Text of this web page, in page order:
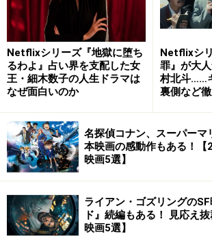
（C）2024 PARAMOUNT PICTURES
アカデミー賞作品賞、主演男優賞（ラ
を受賞した傑作『グラディエーター』
ローマ軍に妻を殺されたルシアス（ポ
は、闇の奴隷商人（デンゼル・ワシン
れ剣闘士に。コロセウムでの戦いで圧
るルシアスですが、実は復讐を胸に秘
Netflixシリーズ『地獄に堕ち
るわよ』占い界を支配した女
王・細木数子の人生ドラマは
なぜ面白いのか
Netflixシ
罪』が大
村北斗……
裏側など
名探偵コナン、スーパーマ
本映画の感動作もある！
映画5選】
ライアン・ゴズリングの
ド』続編もある！ 見応え
映画5選】